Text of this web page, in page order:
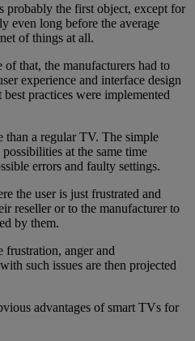
probably the first object, except for
even long before the average
of things at all.
of that, the manufacturers had to
experience and interface design
practices were implemented
than a regular TV. The simple
at the same time
errors and faulty settings.
the user is just frustrated and
reseller or to the manufacturer to
by them.
frustration, anger and
such issues are then projected
advantages of smart TVs for